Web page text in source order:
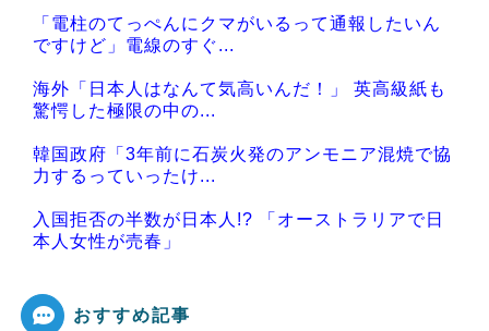
「電柱のてっぺんにクマがいるって通報したいん
ですけど」電線のすぐ...
海外「日本人はなんて気高いんだ！」 英高級紙も
驚愕した極限の中の...
韓国政府「3年前に石炭火発のアンモニア混焼で協
力するっていったけ...
入国拒否の半数が日本人!? 「オーストラリアで日
本人女性が売春」
おすすめ記事